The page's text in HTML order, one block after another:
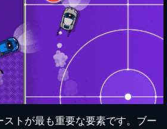
ストが最も重要な要素です。ブー